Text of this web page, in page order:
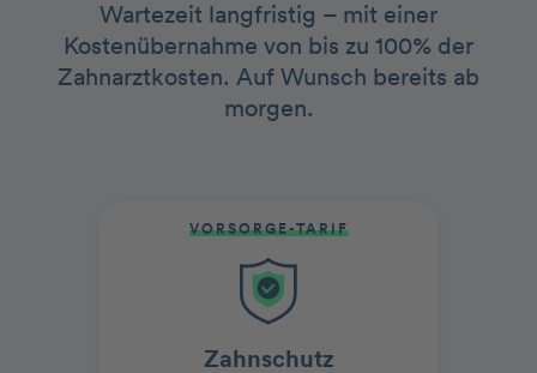
Wartezeit langfristig – mit einer
Kostenübernahme von bis zu 100% der
Zahnarztkosten. Auf Wunsch bereits ab
morgen.
VORSORGE-TARIF
Zahnschutz